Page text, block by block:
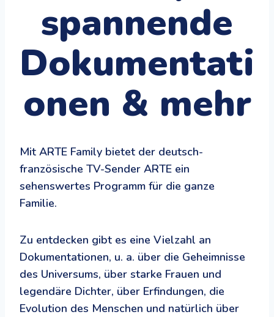
spannende
Dokumentati
onen & mehr
Mit ARTE Family bietet der deutsch-
französische TV-Sender ARTE ein
sehenswertes Programm für die ganze
Familie.
Zu entdecken gibt es eine Vielzahl an
Dokumentationen, u. a. über die Geheimnisse
des Universums, über starke Frauen und
legendäre Dichter, über Erfindungen, die
Evolution des Menschen und natürlich über